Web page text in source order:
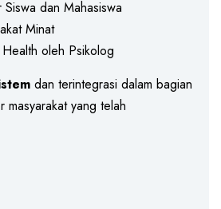
dan Mahasiswa
Minat
oleh Psikolog
dan terintegrasi dalam bagian
masyarakat yang telah